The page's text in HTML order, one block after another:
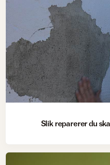
Slik reparerer du